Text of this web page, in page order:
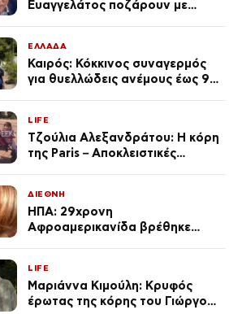
Ευαγγελάτος ποζάρουν με
ΕΛΛΑΔΑ
Καιρός: Κόκκινος συναγερμός
για θυελλώδεις ανέμους έως 9
LIFE
Τζούλια Αλεξανδράτου: Η κόρη
της Paris – Αποκλειστικές
ΔΙΕΘΝΗ
ΗΠΑ: 29χρονη
Αφροαμερικανίδα βρέθηκε
LIFE
Μαριάννα Κιμούλη: Κρυφός
έρωτας της κόρης του Γιώργου,